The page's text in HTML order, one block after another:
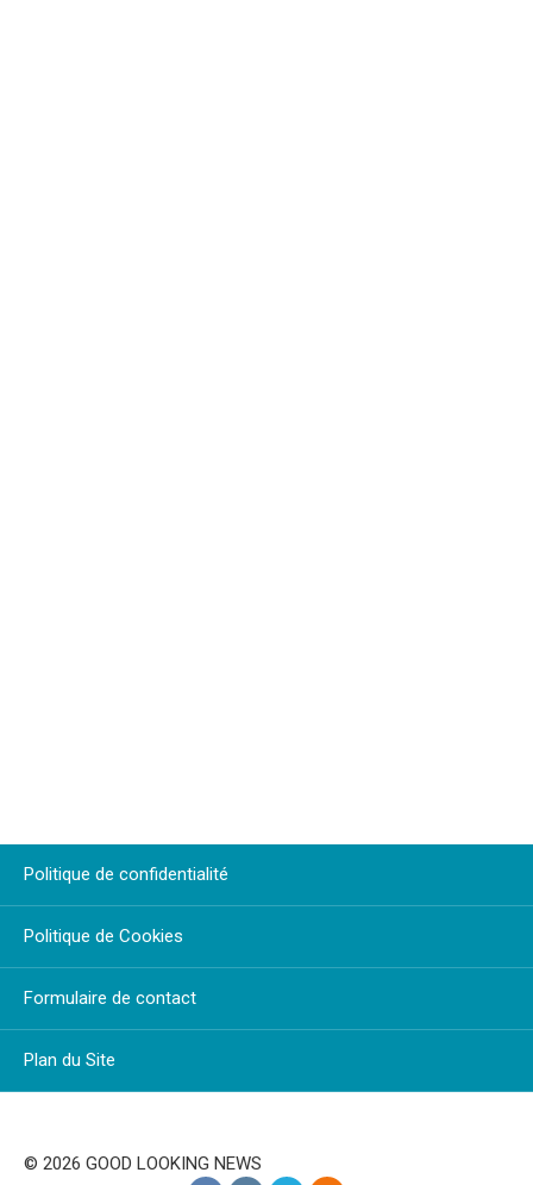
Politique de confidentialité
Politique de Cookies
Formulaire de contact
Plan du Site
© 2026 GOOD LOOKING NEWS